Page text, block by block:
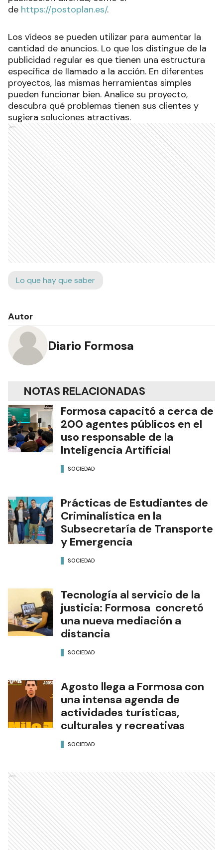
de https://postoplan.es/.
Los vídeos se pueden utilizar para aumentar la
cantidad de anuncios. Lo que los distingue de la
publicidad regular es que tienen una estructura
específica de llamado a la acción. En diferentes
proyectos, las mismas herramientas simples
pueden funcionar bien. Analice su proyecto,
descubra qué problemas tienen sus clientes y
sugiera soluciones atractivas.
Ads
Lo que hay que saber
Autor
Diario Formosa
NOTAS RELACIONADAS
Formosa capacitó a cerca de
200 agentes públicos en el
uso responsable de la
Inteligencia Artificial
SOCIEDAD
Prácticas de Estudiantes de
Criminalística en la
Subsecretaría de Transporte
y Emergencia
SOCIEDAD
Tecnología al servicio de la
justicia: Formosa concretó
una nueva mediación a
distancia
SOCIEDAD
Agosto llega a Formosa con
una intensa agenda de
actividades turísticas,
culturales y recreativas
SOCIEDAD
Ads